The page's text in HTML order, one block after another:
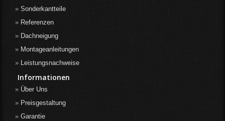
Sonderkantteile
Referenzen
Dachneigung
Montageanleitungen
Leistungsnachweise
Informationen
Über Uns
Preisgestaltung
Garantie